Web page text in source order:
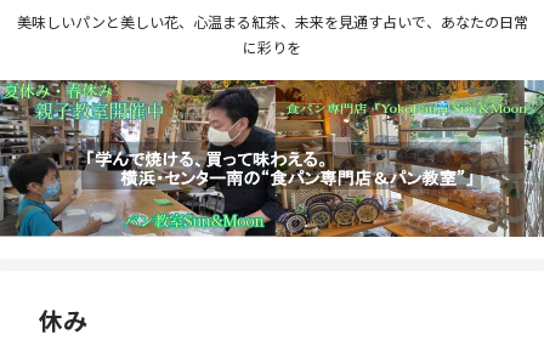
美味しいパンと美しい花、心温まる紅茶、未来を見通す占いで、あなたの日常
に彩りを
休み